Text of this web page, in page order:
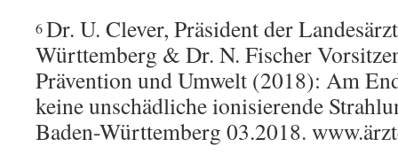
6Dr. U. Clever, Präsident der
Württemberg & Dr. N. Fischer
Prävention und Umwelt (2018): Am
keine unschädliche ionisierende
Baden-Württemberg 03.2018.